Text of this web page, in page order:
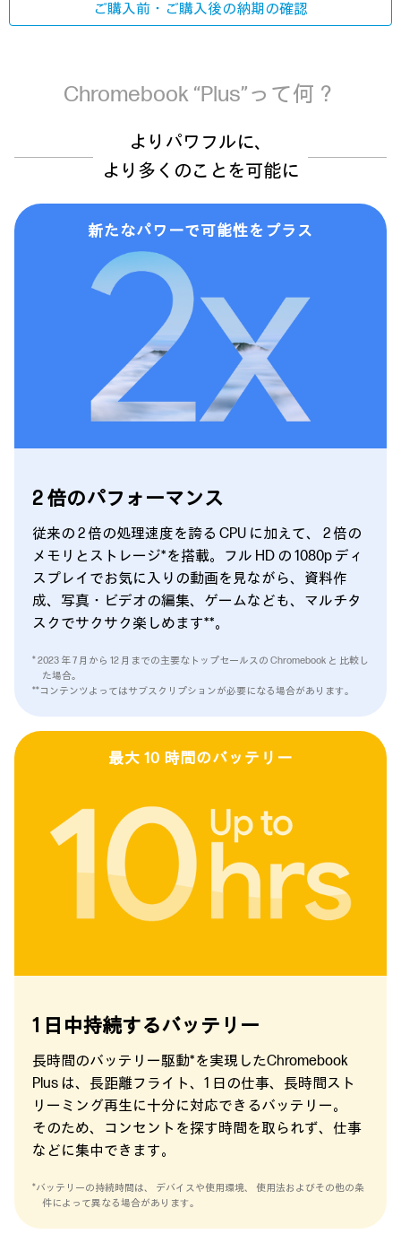
ご購入前・ご購入後の納期の確認
Chromebook “Plus”って何？
よりパワフルに、
より多くのことを可能に
新たなパワーで可能性をプラス
2 倍のパフォーマンス
従来の 2 倍の処理速度を誇る CPU に加えて、 2 倍の
メモリとストレージ*を搭載。フル HD の 1080p ディ
スプレイでお気に入りの動画を見ながら、資料作
成、写真・ビデオの編集、ゲームなども、マルチタ
スクでサクサク楽しめます**。
* 2023 年 7 月から 12 月までの主要なトップセールスの Chromebook と 比較し
た場合。
**コンテンツよってはサブスクリプションが必要になる場合があります。
最大 10 時間のバッテリー
1 日中持続するバッテリー
長時間のバッテリー駆動*を実現したChromebook
Plus は、長距離フライト、1 日の仕事、長時間スト
リーミング再生に十分に対応できるバッテリー。
そのため、コンセントを探す時間を取られず、仕事
などに集中できます。
*バッテリーの持続時間は、 デバイスや使用環境、 使用法およびその他の条
件によって異なる場合があります。